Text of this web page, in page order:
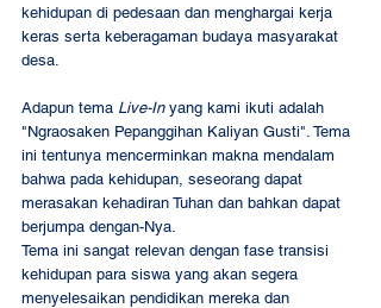
kehidupan di pedesaan dan menghargai kerja
keras serta keberagaman budaya masyarakat
desa.
Adapun tema Live-In yang kami ikuti adalah
"Ngraosaken Pepanggihan Kaliyan Gusti". Tema
ini tentunya mencerminkan makna mendalam
bahwa pada kehidupan, seseorang dapat
merasakan kehadiran Tuhan dan bahkan dapat
berjumpa dengan-Nya.
Tema ini sangat relevan dengan fase transisi
kehidupan para siswa yang akan segera
menyelesaikan pendidikan mereka dan